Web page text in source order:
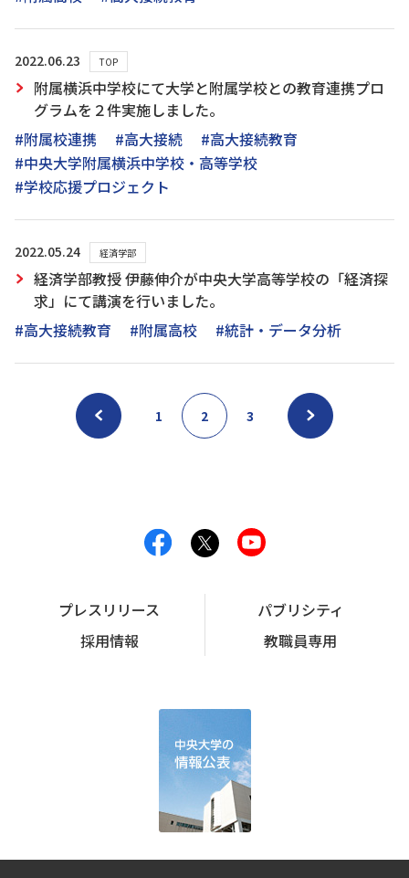
2022.06.23 TOP
附属横浜中学校にて大学と附属学校との教育連携プロ
グラムを２件実施しました。
#附属校連携
#高大接続
#高大接続教育
#中央大学附属横浜中学校・高等学校
#学校応援プロジェクト
2022.05.24 経済学部
経済学部教授 伊藤伸介が中央大学高等学校の「経済探
求」にて講演を行いました。
#高大接続教育
#附属高校 #統計・データ分析
1 2 3
プレスリリース
パブリシティ
採用情報
教職員専用